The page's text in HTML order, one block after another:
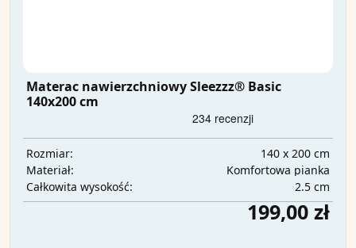
Materac nawierzchniowy Sleezzz® Basic
140x200 cm
Rozmiar:
140 x 200 cm
Materiał:
Komfortowa pianka
Całkowita wysokość:
2.5 cm
199,00 zł